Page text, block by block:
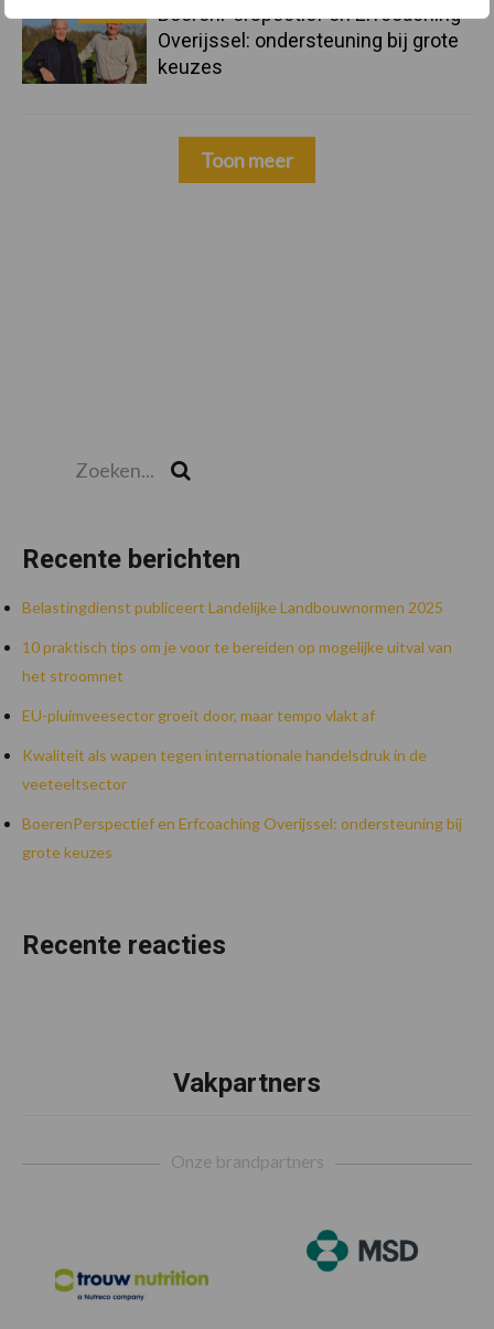
BoerenPerspectief en Erfcoaching
Overijssel: ondersteuning bij grote
keuzes
Toon meer
Recente berichten
Belastingdienst publiceert Landelijke Landbouwnormen 2025
10 praktisch tips om je voor te bereiden op mogelijke uitval van
het stroomnet
EU-pluimveesector groeit door, maar tempo vlakt af
Kwaliteit als wapen tegen internationale handelsdruk in de
veeteeltsector
BoerenPerspectief en Erfcoaching Overijssel: ondersteuning bij
grote keuzes
Recente reacties
Vakpartners
Onze brandpartners